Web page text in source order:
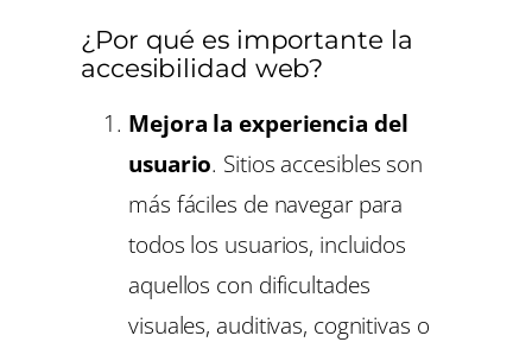
¿Por qué es importante la
accesibilidad web?
Mejora la experiencia del
usuario. Sitios accesibles son
más fáciles de navegar para
todos los usuarios, incluidos
aquellos con dificultades
visuales, auditivas, cognitivas o